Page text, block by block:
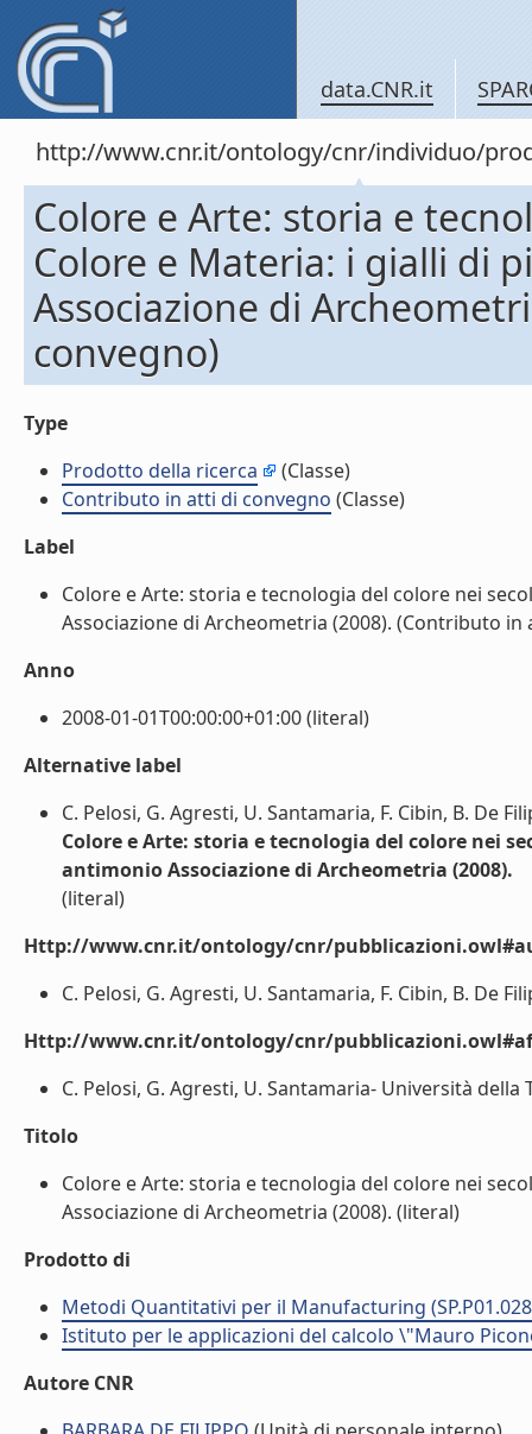
data.CNR.it
http://www.cnr.it/ontology/cnr/individuo/
Colore e Arte: storia e
Colore e Materia: i gialli di
Associazione di
convegno)
Type
Prodotto della ricerca
(Classe)
Contributo in atti di convegno (Classe)
Label
Colore e Arte: storia e tecnologia del colore nei
Associazione di Archeometria (2008). (Contributo
Anno
2008-01-01T00:00:00+01:00 (literal)
Alternative label
C. Pelosi, G. Agresti, U. Santamaria, F. Cibin, B. De
Colore e Arte: storia e tecnologia del colore nei
antimonio Associazione di Archeometria (2008).
(literal)
Http://www.cnr.it/ontology/cnr/
C. Pelosi, G. Agresti, U. Santamaria, F. Cibin, B. De
Http://www.cnr.it/ontology/cnr/
C. Pelosi, G. Agresti, U. Santamaria- Università
Titolo
Colore e Arte: storia e tecnologia del colore nei
Associazione di Archeometria (2008). (literal)
Prodotto di
Metodi Quantitativi per il Manufacturing
Istituto per le applicazioni del calcolo \"Mauro
Autore CNR